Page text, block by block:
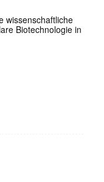
wissenschaftliche
Biotechnologie in